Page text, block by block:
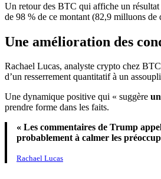
Un retour des BTC qui affiche un
de 98 % de ce montant (82,9 milluons de
Une amélioration des
Rachael Lucas, analyste crypto chez
d’un resserrement quantitatif à un
Une dynamique positive qui « suggère
prendre forme dans les faits.
« Les commentaires de Trump
probablement à calmer les
Rachael Lucas